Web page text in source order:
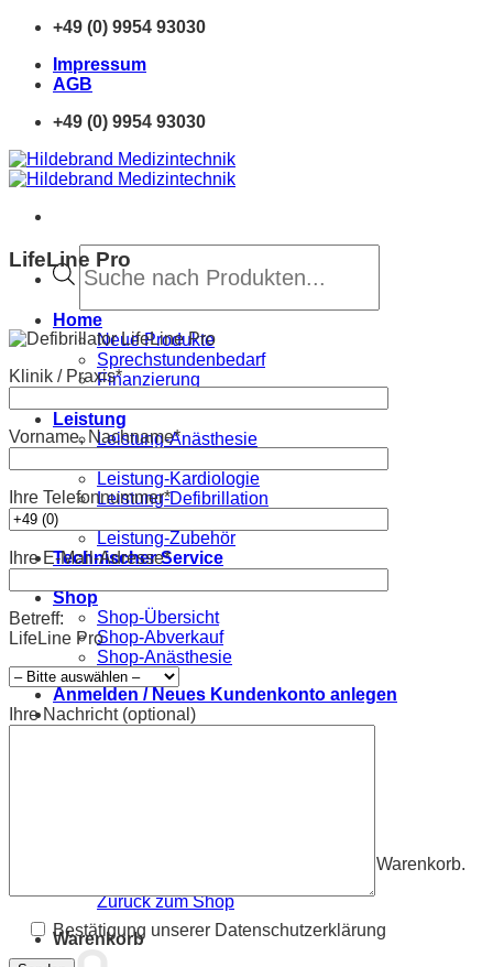
Zum
springen
+49 (0) 9954 93030
Impressum
AGB
+49 (0) 9954 93030
Products
search
Home
Neue Produkte
Sprechstundenbedarf
Finanzierung
Leistung
Leistung-Anästhesie
Leistung-Kardiologie
Leistung-Defibrillation
Leistung-Zubehör
Technischer Service
Shop
Shop-Übersicht
Shop-Abverkauf
Shop-Anästhesie
Anmelden / Neues Kundenkonto anlegen
Es befinden sich keine Produkte im Warenkorb.
Zurück zum Shop
Warenkorb
LifeLine Pro
Klinik / Praxis*
Vorname, Nachname*
Ihre Telefonnummer*
Ihre E-Mail-Adresse*
Betreff:
LifeLine Pro
Ihre Nachricht (optional)
Bestätigung unserer Datenschutzerklärung